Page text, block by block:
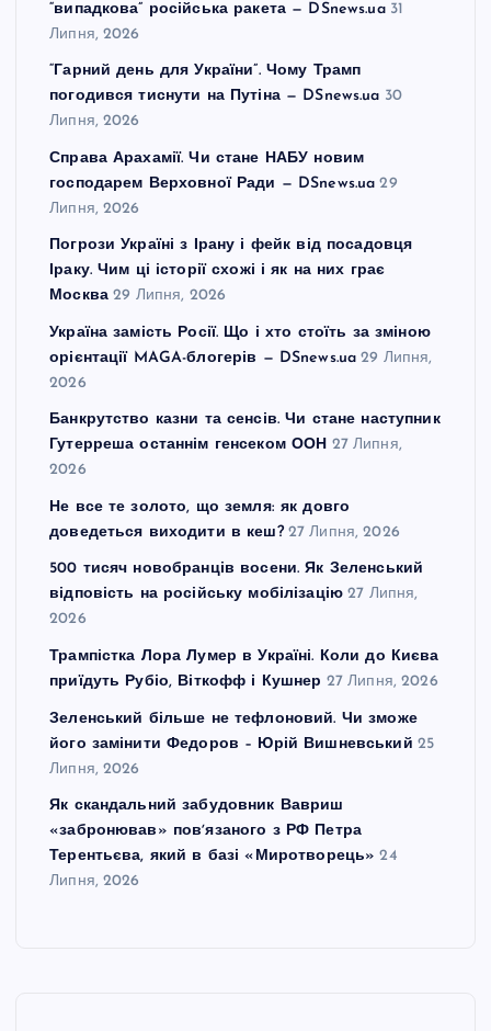
“випадкова” російська ракета — DSnews.ua 31
Липня, 2026
“Гарний день для України”. Чому Трамп
погодився тиснути на Путіна — DSnews.ua 30
Липня, 2026
Справа Арахамії. Чи стане НАБУ новим
господарем Верховної Ради — DSnews.ua 29
Липня, 2026
Погрози Україні з Ірану і фейк від посадовця
Іраку. Чим ці історії схожі і як на них грає
Москва 29 Липня, 2026
Україна замість Росії. Що і хто стоїть за зміною
орієнтації MAGA-блогерів — DSnews.ua 29 Липня,
2026
Банкрутство казни та сенсів. Чи стане наступник
Гутерреша останнім генсеком ООН 27 Липня,
2026
Не все те золото, що земля: як довго
доведеться виходити в кеш? 27 Липня, 2026
500 тисяч новобранців восени. Як Зеленський
відповість на російську мобілізацію 27 Липня,
2026
Трампістка Лора Лумер в Україні. Коли до Києва
приїдуть Рубіо, Віткофф і Кушнер 27 Липня, 2026
Зеленський більше не тефлоновий. Чи зможе
його замінити Федоров – Юрій Вишневський 25
Липня, 2026
Як скандальний забудовник Вавриш
«забронював» повʼязаного з РФ Петра
Терентьєва, який в базі «Миротворець» 24
Липня, 2026